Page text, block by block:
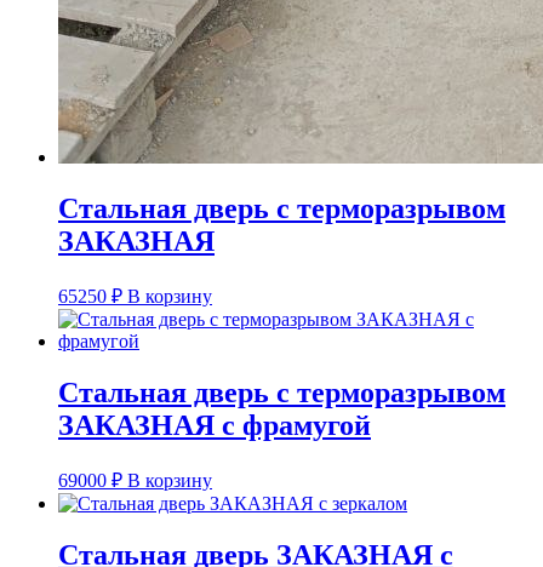
Стальная дверь с терморазрывом
ЗАКАЗНАЯ
65250 ₽ В корзину
Стальная дверь с терморазрывом
ЗАКАЗНАЯ с фрамугой
69000 ₽ В корзину
Стальная дверь ЗАКАЗНАЯ с